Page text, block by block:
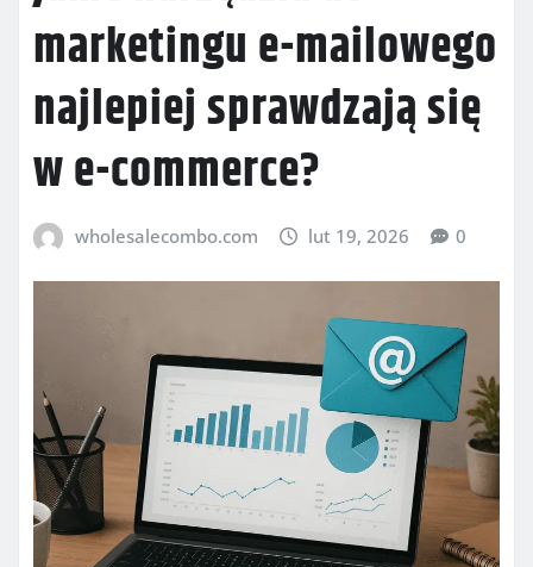
marketingu e-mailowego
najlepiej sprawdzają się
w e-commerce?
wholesalecombo.com lut 19, 2026 0